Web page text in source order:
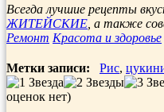
Отправить
Всегда лучшие рецепты
ЖИТЕЙСКИЕ , а также
Ремонт Красота и здоровье
Метки записи: Рис,
оценок нет)